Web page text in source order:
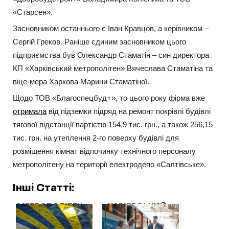
«Старсен».
Засновником останнього є Іван Кравцов, а керівником –
Сергій Греков. Раніше єдиним засновником цього
підприємства був Олександр Стаматін – син директора
КП «Харківський метрополітен» Вячеслава Стаматіна та
віце-мера Харкова Марини Стаматіної.
Щодо ТОВ «Благоспецбуд+», то цього року фірма вже
отримала від підземки підряд на ремонт покрівлі будівлі
тягової підстанції вартістю 154,9 тис. грн., а також 256,15
тис. грн. на утеплення 2-го поверху будівлі для
розміщення кімнат відпочинку технічного персоналу
метрополітену на території електродепо «Салтівське».
Інші Статті:
МЕТРОПОЛІТЕН
ВІДДАВ 840
«ХАРКІВСЬКИЙ
МЕТРОЛІТЕН»